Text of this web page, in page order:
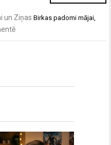
un Ziņas Birkaspadomi mājai,